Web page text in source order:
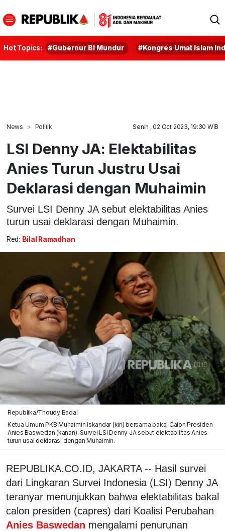
Hot Topics: #Gubernur BI Mundur #Kongres Umat Islam
News Politik Senin , 02 Oct 2023, 19:30 WIB
LSI Denny JA: Elektabilitas
Anies Turun Justru Usai
Deklarasi dengan Muhaimin
Survei LSI Denny JA sebut elektabilitas Anies
turun usai deklarasi dengan Muhaimin.
Red: Bilal Ramadhan
Republika/Thoudy Badai
Ketua Umum PKB Muhaimin Iskandar (kiri) bersama bakal Calon Presiden
Anies Baswedan (kanan). Survei LSI Denny JA sebut elektabilitas Anies
turun usai deklarasi dengan Muhaimin.
REPUBLIKA.CO.ID, JAKARTA -- Hasil survei
dari Lingkaran Survei Indonesia (LSI) Denny JA
teranyar menunjukkan bahwa elektabilitas bakal
calon presiden (capres) dari Koalisi Perubahan
Anies Baswedan mengalami penurunan